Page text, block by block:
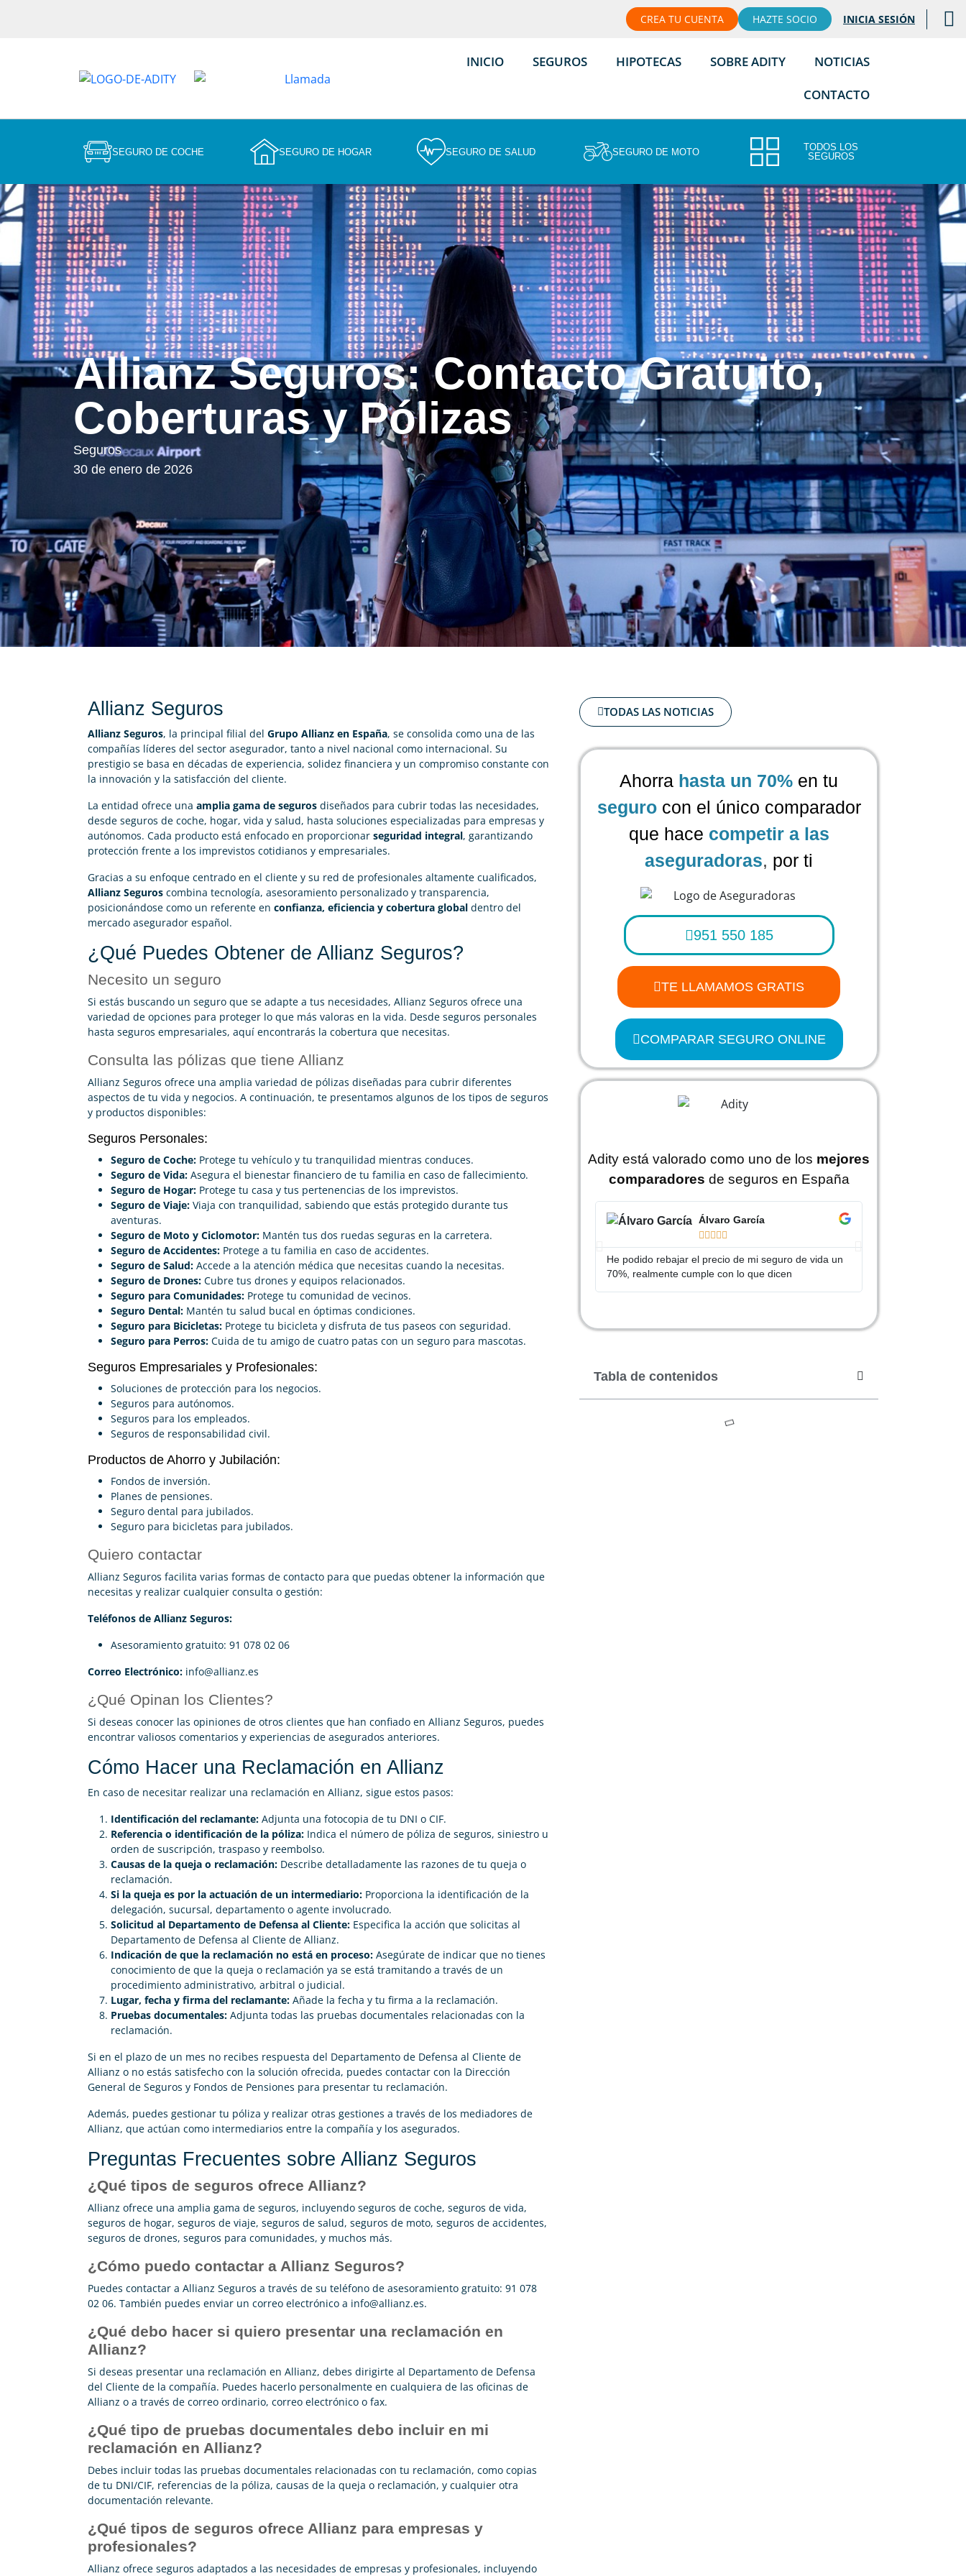
CREA TU CUENTA HAZTE SOCIO INICIA SESIÓN
INICIO SEGUROS HIPOTECAS SOBRE ADITY
NOTICIAS
CONTACTO
SEGURO DE COCHE SEGURO DE HOGAR SEGURO DE SALUD SEGURO DE MOTO
TODOS LOS
SEGUROS
Allianz Seguros: Contacto Gratuito,
Coberturas y Pólizas
Seguros
30 de enero de 2026
Allianz Seguros
Allianz Seguros, la principal filial del Grupo Allianz en España, se consolida como una de las
compañías líderes del sector asegurador, tanto a nivel nacional como internacional. Su
prestigio se basa en décadas de experiencia, solidez financiera y un compromiso constante con
la innovación y la satisfacción del cliente.
La entidad ofrece una amplia gama de seguros diseñados para cubrir todas las necesidades,
desde seguros de coche, hogar, vida y salud, hasta soluciones especializadas para empresas y
autónomos. Cada producto está enfocado en proporcionar seguridad integral, garantizando
protección frente a los imprevistos cotidianos y empresariales.
Gracias a su enfoque centrado en el cliente y su red de profesionales altamente cualificados,
Allianz Seguros combina tecnología, asesoramiento personalizado y transparencia,
posicionándose como un referente en confianza, eficiencia y cobertura global dentro del
mercado asegurador español.
¿Qué Puedes Obtener de Allianz Seguros?
Necesito un seguro
Si estás buscando un seguro que se adapte a tus necesidades, Allianz Seguros ofrece una
variedad de opciones para proteger lo que más valoras en la vida. Desde seguros personales
hasta seguros empresariales, aquí encontrarás la cobertura que necesitas.
Consulta las pólizas que tiene Allianz
Allianz Seguros ofrece una amplia variedad de pólizas diseñadas para cubrir diferentes
aspectos de tu vida y negocios. A continuación, te presentamos algunos de los tipos de seguros
y productos disponibles:
Seguros Personales:
Seguro de Coche: Protege tu vehículo y tu tranquilidad mientras conduces.
Seguro de Vida: Asegura el bienestar financiero de tu familia en caso de fallecimiento.
Seguro de Hogar: Protege tu casa y tus pertenencias de los imprevistos.
Seguro de Viaje: Viaja con tranquilidad, sabiendo que estás protegido durante tus
aventuras.
Seguro de Moto y Ciclomotor: Mantén tus dos ruedas seguras en la carretera.
Seguro de Accidentes: Protege a tu familia en caso de accidentes.
Seguro de Salud: Accede a la atención médica que necesitas cuando la necesitas.
Seguro de Drones: Cubre tus drones y equipos relacionados.
Seguro para Comunidades: Protege tu comunidad de vecinos.
Seguro Dental: Mantén tu salud bucal en óptimas condiciones.
Seguro para Bicicletas: Protege tu bicicleta y disfruta de tus paseos con seguridad.
Seguro para Perros: Cuida de tu amigo de cuatro patas con un seguro para mascotas.
Seguros Empresariales y Profesionales:
Soluciones de protección para los negocios.
Seguros para autónomos.
Seguros para los empleados.
Seguros de responsabilidad civil.
Productos de Ahorro y Jubilación:
Fondos de inversión.
Planes de pensiones.
Seguro dental para jubilados.
Seguro para bicicletas para jubilados.
Quiero contactar
Allianz Seguros facilita varias formas de contacto para que puedas obtener la información que
necesitas y realizar cualquier consulta o gestión:
Teléfonos de Allianz Seguros:
Asesoramiento gratuito: 91 078 02 06
Correo Electrónico: info@allianz.es
¿Qué Opinan los Clientes?
Si deseas conocer las opiniones de otros clientes que han confiado en Allianz Seguros, puedes
encontrar valiosos comentarios y experiencias de asegurados anteriores.
Cómo Hacer una Reclamación en Allianz
En caso de necesitar realizar una reclamación en Allianz, sigue estos pasos:
Identificación del reclamante: Adjunta una fotocopia de tu DNI o CIF.
Referencia o identificación de la póliza: Indica el número de póliza de seguros, siniestro u
orden de suscripción, traspaso y reembolso.
Causas de la queja o reclamación: Describe detalladamente las razones de tu queja o
reclamación.
Si la queja es por la actuación de un intermediario: Proporciona la identificación de la
delegación, sucursal, departamento o agente involucrado.
Solicitud al Departamento de Defensa al Cliente: Especifica la acción que solicitas al
Departamento de Defensa al Cliente de Allianz.
Indicación de que la reclamación no está en proceso: Asegúrate de indicar que no tienes
conocimiento de que la queja o reclamación ya se está tramitando a través de un
procedimiento administrativo, arbitral o judicial.
Lugar, fecha y firma del reclamante: Añade la fecha y tu firma a la reclamación.
Pruebas documentales: Adjunta todas las pruebas documentales relacionadas con la
reclamación.
Si en el plazo de un mes no recibes respuesta del Departamento de Defensa al Cliente de
Allianz o no estás satisfecho con la solución ofrecida, puedes contactar con la Dirección
General de Seguros y Fondos de Pensiones para presentar tu reclamación.
Además, puedes gestionar tu póliza y realizar otras gestiones a través de los mediadores de
Allianz, que actúan como intermediarios entre la compañía y los asegurados.
Preguntas Frecuentes sobre Allianz Seguros
¿Qué tipos de seguros ofrece Allianz?
Allianz ofrece una amplia gama de seguros, incluyendo seguros de coche, seguros de vida,
seguros de hogar, seguros de viaje, seguros de salud, seguros de moto, seguros de accidentes,
seguros de drones, seguros para comunidades, y muchos más.
¿Cómo puedo contactar a Allianz Seguros?
Puedes contactar a Allianz Seguros a través de su teléfono de asesoramiento gratuito: 91 078
02 06. También puedes enviar un correo electrónico a info@allianz.es.
¿Qué debo hacer si quiero presentar una reclamación en
Allianz?
Si deseas presentar una reclamación en Allianz, debes dirigirte al Departamento de Defensa
del Cliente de la compañía. Puedes hacerlo personalmente en cualquiera de las oficinas de
Allianz o a través de correo ordinario, correo electrónico o fax.
¿Qué tipo de pruebas documentales debo incluir en mi
reclamación en Allianz?
Debes incluir todas las pruebas documentales relacionadas con tu reclamación, como copias
de tu DNI/CIF, referencias de la póliza, causas de la queja o reclamación, y cualquier otra
documentación relevante.
¿Qué tipos de seguros ofrece Allianz para empresas y
profesionales?
Allianz ofrece seguros adaptados a las necesidades de empresas y profesionales, incluyendo
TODAS LAS NOTICIAS
Ahorra hasta un 70% en tu
segurocon el único comparador
que hace competir a las
aseguradoras, por ti
951 550 185
TE LLAMAMOS GRATIS
COMPARAR SEGURO ONLINE
Adity está valorado como uno de los mejores
comparadores de seguros en España
Álvaro García

He podido rebajar el precio de mi seguro de vida un
70%, realmente cumple con lo que dicen
Tabla de contenidos